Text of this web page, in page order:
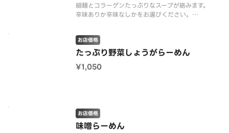
細麺とコラーゲンたっぷりなスープが絡みます。
辛味ありか辛味なしかをお選びください。
たっぷり野菜しょうがらーめん
お店価格
¥1,050
味噌らーめん
お店価格